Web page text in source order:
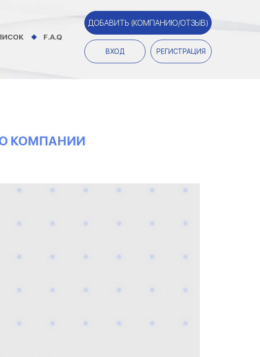
F.A.Q
ДОБАВИТЬ (КОМПАНИЮ/ОТЗЫВ)
ВХОД РЕГИСТРАЦИЯ
КОМПАНИИ